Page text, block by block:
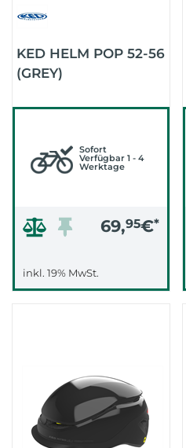
KED HELM POP 52-56
(GREY)
Sofort
Verfügbar 1 - 4
Werktage
69,95€*
inkl. 19% MwSt.